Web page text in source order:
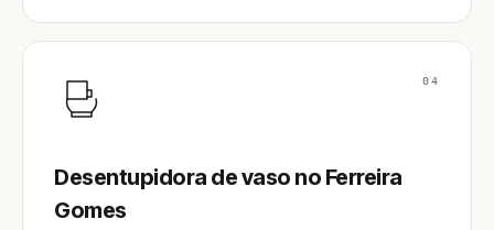
04
Desentupidora de vaso no Ferreira
Gomes